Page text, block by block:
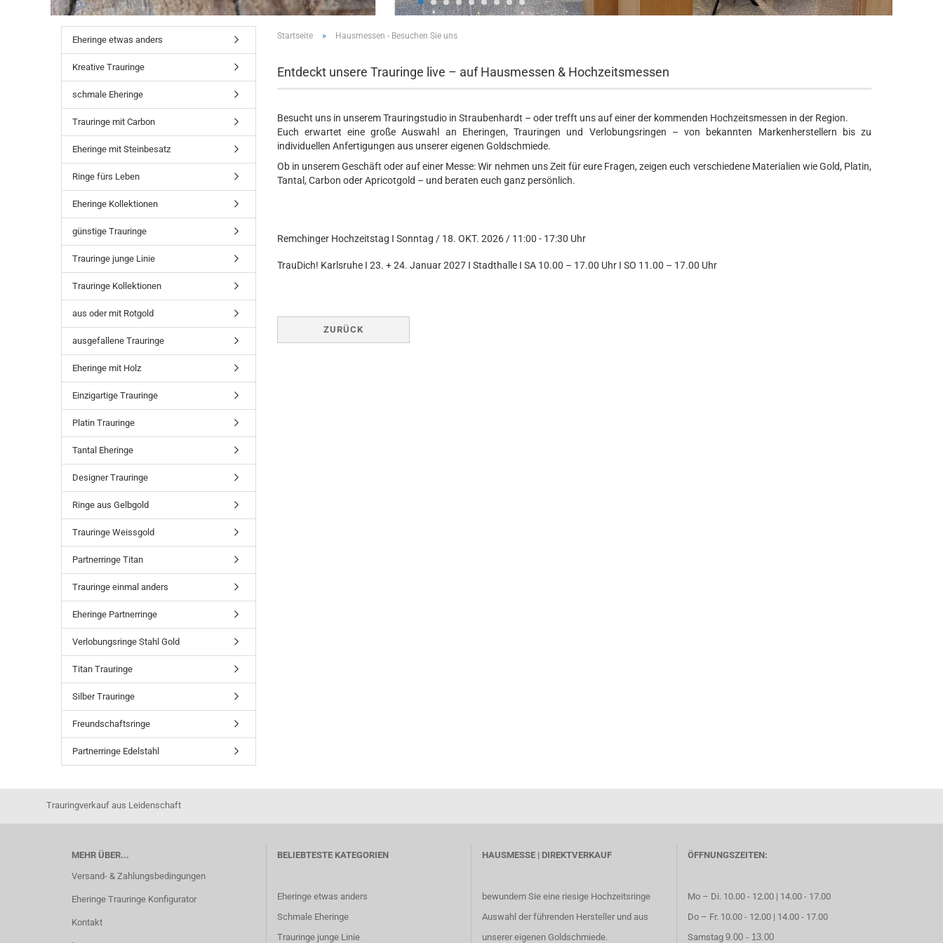
Startseite » Hausmessen - Besuchen Sie uns
Entdeckt unsere Trauringe live – auf Hausmessen & Hochzeitsmessen
Besucht uns in unserem Trauringstudio in Straubenhardt – oder trefft uns auf einer der kommenden Hochzeitsmessen in der Region.
Euch erwartet eine große Auswahl an Eheringen, Trauringen und Verlobungsringen – von bekannten Markenherstellern bis zu
individuellen Anfertigungen aus unserer eigenen Goldschmiede.
Ob in unserem Geschäft oder auf einer Messe: Wir nehmen uns Zeit für eure Fragen, zeigen euch verschiedene Materialien wie Gold, Platin,
Tantal, Carbon oder Apricotgold – und beraten euch ganz persönlich.
Remchinger Hochzeitstag I Sonntag / 18. OKT. 2026 / 11:00 - 17:30 Uhr
TrauDich! Karlsruhe I 23. + 24. Januar 2027 I Stadthalle I SA 10.00 – 17.00 Uhr I SO 11.00 – 17.00 Uhr
ZURÜCK
Eheringe etwas anders
Kreative Trauringe
schmale Eheringe
Trauringe mit Carbon
Eheringe mit Steinbesatz
Ringe fürs Leben
Eheringe Kollektionen
günstige Trauringe
Trauringe junge Linie
Trauringe Kollektionen
aus oder mit Rotgold
ausgefallene Trauringe
Eheringe mit Holz
Einzigartige Trauringe
Platin Trauringe
Tantal Eheringe
Designer Trauringe
Ringe aus Gelbgold
Trauringe Weissgold
Partnerringe Titan
Trauringe einmal anders
Eheringe Partnerringe
Verlobungsringe Stahl Gold
Titan Trauringe
Silber Trauringe
Freundschaftsringe
Partnerringe Edelstahl
Trauringverkauf aus Leidenschaft
MEHR ÜBER...
Versand- & Zahlungsbedingungen
Eheringe Trauringe Konfigurator
Kontakt
BELIEBTESTE KATEGORIEN
Eheringe etwas anders
Schmale Eheringe
Trauringe junge Linie
HAUSMESSE | DIREKTVERKAUF
bewundern Sie eine riesige Hochzeitsringe
Auswahl der führenden Hersteller und aus
unserer eigenen Goldschmiede.
ÖFFNUNGSZEITEN:
Mo – Di. 10.00 - 12.00 | 14.00 - 17.00
Do – Fr. 10.00 - 12.00 | 14.00 - 17.00
Samstag 9.00 - 13.00